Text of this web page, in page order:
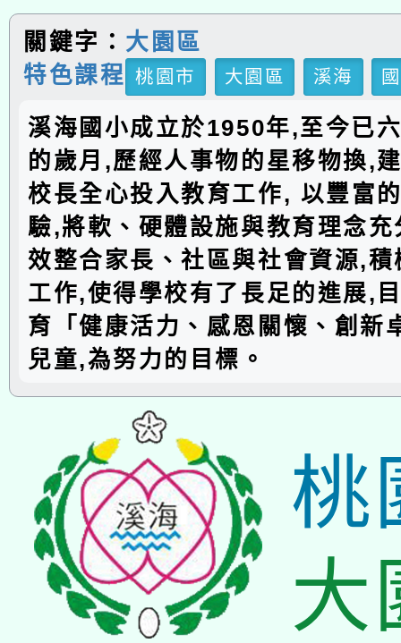
關鍵字： 大園區
特色課程
桃園市 大園區 溪海
溪海國小成立於1950年,至今已
的歲月,歷經人事物的星移物換,
校長全心投入教育工作, 以豐富
驗,將軟、硬體設施與教育理念
效整合家長、社區與社會資源,
工作,使得學校有了長足的進展,
育「健康活力、感恩關懷、創新
兒童,為努力的目標。
桃
大